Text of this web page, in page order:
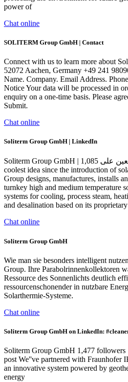
power of
Chat online
SOLITERM Group GmbH | Contact
Connect with us to learn more about
52072 Aachen, Germany +49 241
Name. Company. Email Address.
Notice Your data will be processed in
enquiry on a one-time basis. Please
Submit.
Chat online
Soliterm Group GmbH | LinkedIn
Soliterm Group GmbH | 1,085 من المتابعين على LinkedIn. The
coolest idea since the introduction of
Group designs, manufactures, installs
turnkey high and medium temperature
systems for cooling, process steam,
and desalination based on its
Chat online
Soliterm Group GmbH
Wie man sie besonders intelligent
Group. Ihre Parabolrinnenkollektoren
Ressource des Sonnenlichts deutlich
ressourcenschonender in nutzbare
Solarthermie-Systeme.
Chat online
Soliterm Group GmbH on LinkedIn:
Soliterm Group GmbH 1,477 followers
post We''ve partnered with Fraunhofer
an innovative system powered by
energy